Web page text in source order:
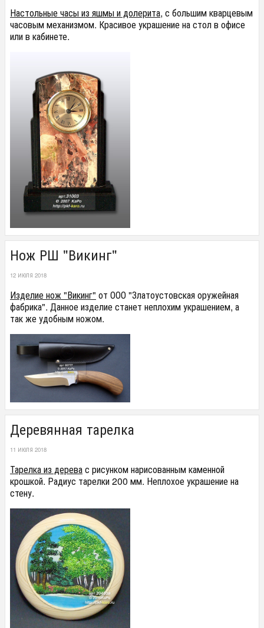
Настольные часы из яшмы и долерита, с большим кварцевым
часовым механизмом. Красивое украшение на стол в офисе
или в кабинете.
Нож РШ "Викинг"
12 ИЮЛЯ 2018
Изделие нож "Викинг" от ООО "Златоустовская оружейная
фабрика". Данное изделие станет неплохим украшением, а
так же удобным ножом.
Деревянная тарелка
11 ИЮЛЯ 2018
Тарелка из деревас рисунком нарисованным каменной
крошкой. Радиус тарелки 200 мм. Неплохое украшение на
стену.